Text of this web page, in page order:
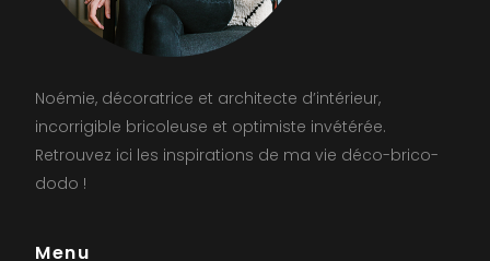
Noémie, décoratrice et architecte d’intérieur,
incorrigible bricoleuse et optimiste invétérée.
Retrouvez ici les inspirations de ma vie déco-brico-
dodo !
Menu